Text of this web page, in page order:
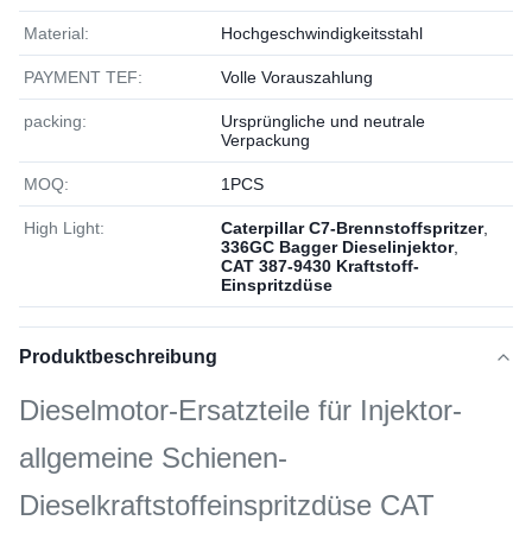
Material: Hochgeschwindigkeitsstahl
PAYMENT TEF: Volle Vorauszahlung
packing:
Ursprüngliche und neutrale
Verpackung
MOQ: 1РСS
High Light: Caterpillar C7-Brennstoffspritzer,
336GC Bagger Dieselinjektor,
CAT 387-9430 Kraftstoff-
Einspritzdüse
Produktbeschreibung
Dieselmotor-Ersatzteile für Injektor-
allgemeine Schienen-
Dieselkraftstoffeinspritzdüse CAT